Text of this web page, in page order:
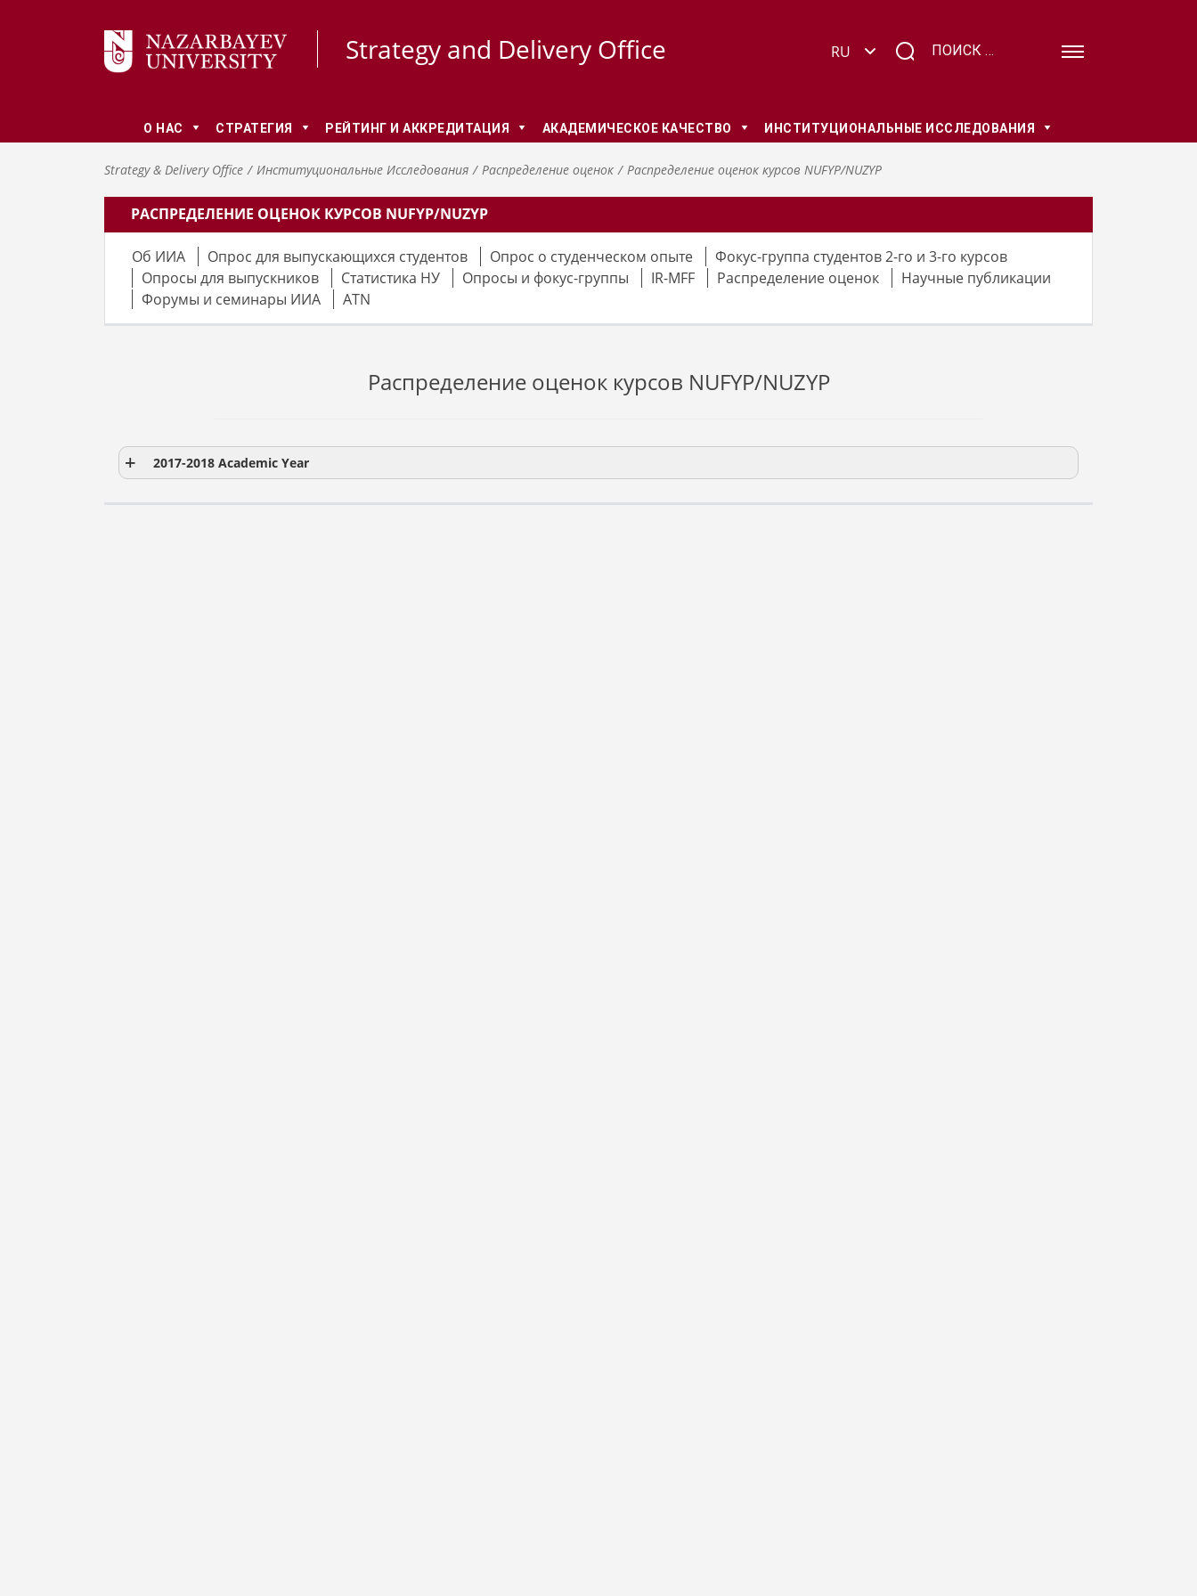
Strategy and Delivery Office
О НАС СТРАТЕГИЯ РЕЙТИНГ И АККРЕДИТАЦИЯ АКАДЕМИЧЕСКОЕ КАЧЕСТВО ИНСТИТУЦИОНАЛЬНЫЕ ИССЛЕДОВАНИЯ
Strategy & Delivery Office Институциональные Исследования Распределение оценок Распределение оценок курсов NUFYP/NUZYP
РАСПРЕДЕЛЕНИЕ ОЦЕНОК КУРСОВ NUFYP/NUZYP
Об ИИА Опрос для выпускающихся студентов Опрос о студенческом опыте
Фокус-группа студентов 2-го и 3-го курсов
Опросы для выпускников
Статистика НУ Опросы и фокус-группы IR-MFF Распределение оценок
Научные публикации
Форумы и семинары ИИА
ATN
Распределение оценок курсов NUFYP/NUZYP
2017-2018 Academic Year